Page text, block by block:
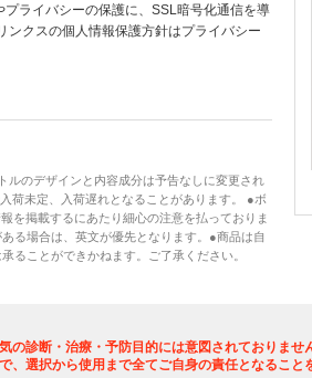
プライバシーの保護に、SSL暗号化通信を導
ンクスの個人情報保護方針はプライバシー
ルのデザインと内容成分は予告なしに変更され
荷未定、入荷遅れとなることがあります。 ●ボ
を掲載するにあたり細心の注意を払っておりま
る場合は、英文が優先となります。●商品は自
ることができかねます。ご了承ください。
診断・治療・予防目的には意図されておりませ
、選択から使用まで全てご自身の責任となること